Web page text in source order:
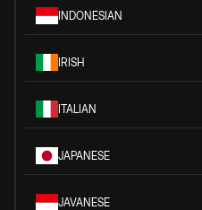
INDONESIAN
IRISH
ITALIAN
JAPANESE
JAVANESE